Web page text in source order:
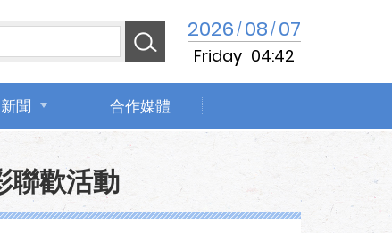
2026/08/07
Friday 04:42
聞 合作媒體
聯歡活動